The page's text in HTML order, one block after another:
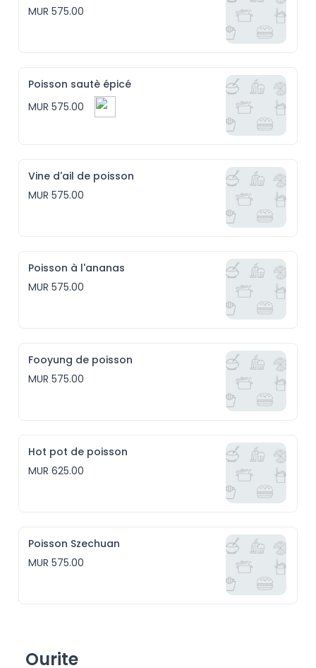
MUR 575.00
Poisson sautè épicé
MUR 575.00
Vine d'ail de poisson
MUR 575.00
Poisson à l'ananas
MUR 575.00
Fooyung de poisson
MUR 575.00
Hot pot de poisson
MUR 625.00
Poisson Szechuan
MUR 575.00
Ourite